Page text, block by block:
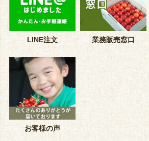
LINE注文 業務販売窓口
お客様の声